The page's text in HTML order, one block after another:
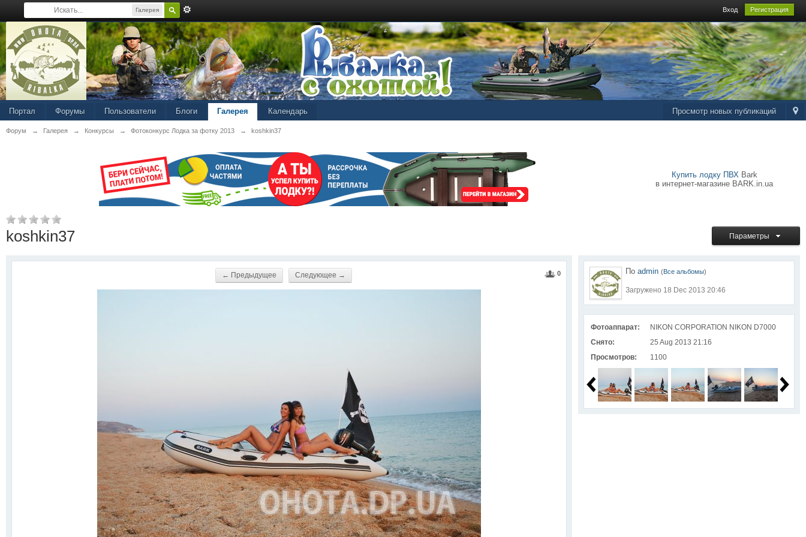
Галерея Вход Регистрация
Просмотр новых публикаций
Портал Форумы Пользователи Блоги Галерея Календарь
Форум → Галерея → Конкурсы → Фотоконкурс Лодка за фотку 2013 → koshkin37
Купить лодку ПВХBark
в интернет-магазине BARK.in.ua
Параметры
koshkin37
По admin (Все альбомы)
Загружено 18 Dec 2013 20:46
Фотоаппарат:
NIKON CORPORATION NIKON D7000
Снято:
25 Aug 2013 21:16
Просмотров:
1100
0
← Предыдущее Следующее →